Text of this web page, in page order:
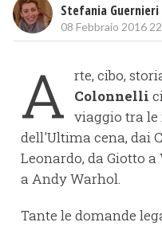
Stefania Guernieri
08 Febbraio 2016
A rte, cibo,
Colonnelli
viaggio tra
dell'Ultima cena, dai
Leonardo, da Giotto
a Andy Warhol.
Tante le domande